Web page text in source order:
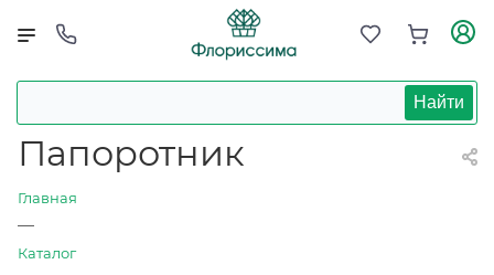
Найти
Папоротник
Главная
—
Каталог